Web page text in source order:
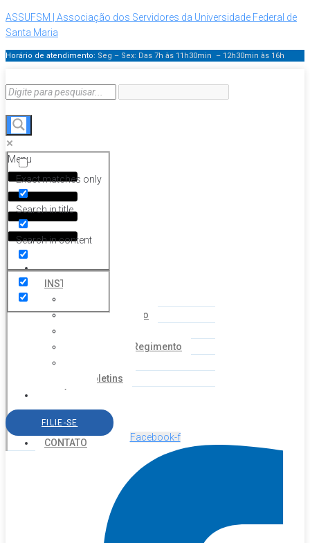
ASSUFSM | Associação dos Servidores da Universidade Federal de
Santa Maria
Horário de atendimento: Seg – Sex: Das 7h às 11h30min – 12h30min às 16h
Exact matches only
Search in title
Search in content
Menu
HOME
INSTITUCIONAL
Coordenação
Estatuto e Regimento
Boletins
SERVIÇOS
AGENDA
CONTATO
FILIE-SE
Facebook-f